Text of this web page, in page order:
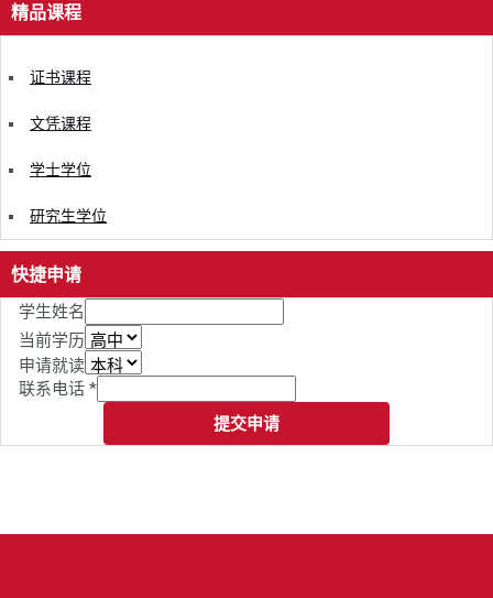
精品课程
证书课程
文凭课程
学士学位
研究生学位
快捷申请
学生姓名
当前学历
申请就读
联系电话 *
提交申请